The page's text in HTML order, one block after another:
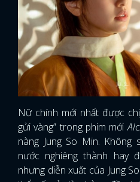
Nữ chính mới nhất được
gửi vàng” trong phim mới
nàng Jung So Min. Không
nước nghiêng thành hay
nhưng diễn xuất của Jung